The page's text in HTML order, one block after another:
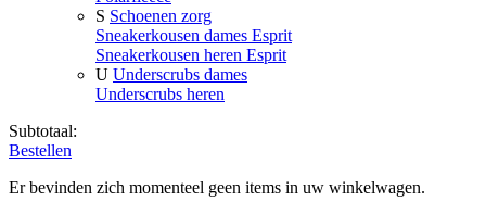
S Schoenen zorg
Sneakerkousen dames Esprit
Sneakerkousen heren Esprit
U Underscrubs dames
Underscrubs heren
Subtotaal:
Bestellen
Er bevinden zich momenteel geen items in uw winkelwagen.